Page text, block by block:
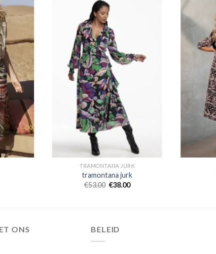
TRAMONTANA JURK
tramontana jurk
€53.00 €38.00
ONS BELEID